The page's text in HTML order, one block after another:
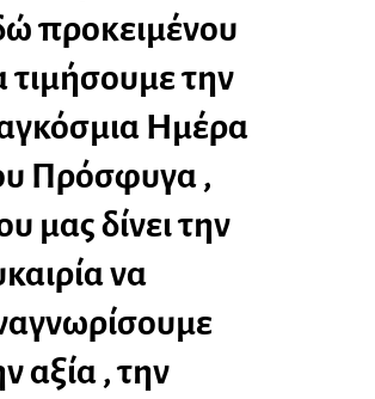
προκειμένου
τιμήσουμε την
Ημέρα
Πρόσφυγα ,
μας δίνει την
να
αξία , την